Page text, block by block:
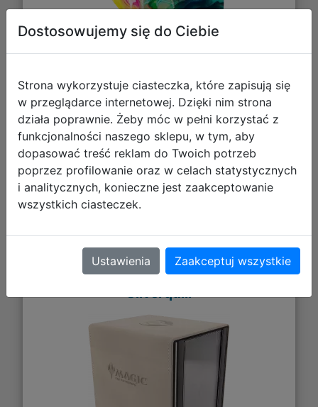
40,76 zł
DO KOSZYKA
Galeria zdjęć
Gamegenic: Magic the Gathering -
Secrets of Strixhaven - Sidekick PRO
100+ XL - Pudełko na Karty -
Silverquill
Dostosowujemy się do Ciebie
Strona wykorzystuje ciasteczka, które zapisują się
w przeglądarce internetowej. Dzięki nim strona
działa poprawnie. Żeby móc w pełni korzystać z
funkcjonalności naszego sklepu, w tym, aby
dopasować treść reklam do Twoich potrzeb
poprzez profilowanie oraz w celach statystycznych
i analitycznych, konieczne jest zaakceptowanie
wszystkich ciasteczek.
Ustawienia Zaakceptuj wszystkie